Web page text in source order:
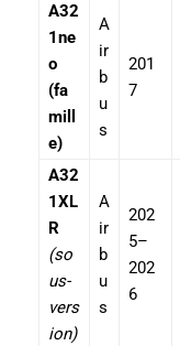
A32
1ne
o
(fa
mill
e)
A
ir
b
u
s
201
7
A32
1XL
R
(so
us-
vers
ion)
A
ir
b
u
s
202
5–
202
6